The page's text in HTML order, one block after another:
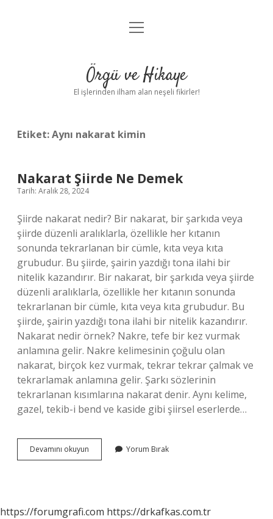
Anasayfa
Yasal Uyarı
menüyü
Örgü ve Hikaye
El işlerinden ilham alan neşeli fikirler!
Etiket:Aynı nakarat kimin
Nakarat Şiirde Ne Demek
Tarih: Aralık 28, 2024
Şiirde nakarat nedir? Bir nakarat, bir şarkıda veya
şiirde düzenli aralıklarla, özellikle her kıtanın
sonunda tekrarlanan bir cümle, kıta veya kıta
grubudur. Bu şiirde, şairin yazdığı tona ilahi bir
nitelik kazandırır. Bir nakarat, bir şarkıda veya şiirde
düzenli aralıklarla, özellikle her kıtanın sonunda
tekrarlanan bir cümle, kıta veya kıta grubudur. Bu
şiirde, şairin yazdığı tona ilahi bir nitelik kazandırır.
Nakarat nedir örnek? Nakre, tefe bir kez vurmak
anlamına gelir. Nakre kelimesinin çoğulu olan
nakarat, birçok kez vurmak, tekrar tekrar çalmak ve
tekrarlamak anlamına gelir. Şarkı sözlerinin
tekrarlanan kısımlarına nakarat denir. Aynı kelime,
gazel, tekib-i bend ve kaside gibi şiirsel eserlerde…
Devamını okuyun Nakarat
Şiirde
Yorum Bırak
https://forumgrafi.com https://drkafkas.com.tr